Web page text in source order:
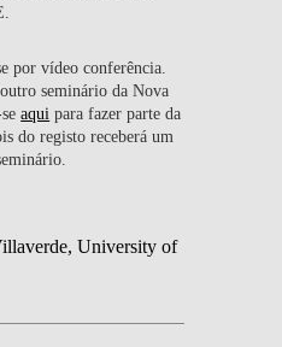
por vídeo conferência.
seminário da Nova
seaqui para fazer parte da
do registo receberá um